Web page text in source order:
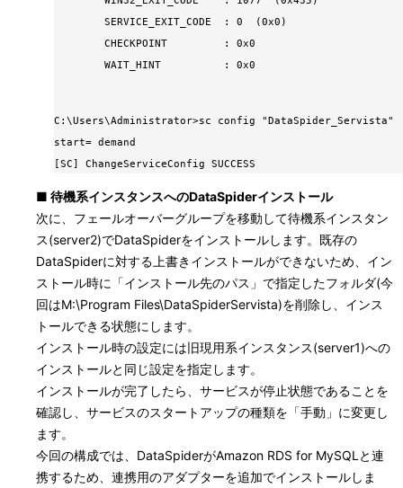
SERVICE_EXIT_CODE : 0 (0x0)
CHECKPOINT : 0x0
WAIT_HINT : 0x0
C:\Users\Administrator>sc config "DataSpider_Servista"
start= demand
[SC] ChangeServiceConfig SUCCESS
■ 待機系インスタンスへのDataSpiderインストール
次に、フェールオーバーグループを移動して待機系インスタン
ス(server2)でDataSpiderをインストールします。既存の
DataSpiderに対する上書きインストールができないため、イン
ストール時に「インストール先のパス」で指定したフォルダ(今
回はM:\Program Files\DataSpiderServista)を削除し、インス
トールできる状態にします。
インストール時の設定には旧現用系インスタンス(server1)への
インストールと同じ設定を指定します。
インストールが完了したら、サービスが停止状態であることを
確認し、サービスのスタートアップの種類を「手動」に変更し
ます。
今回の構成では、DataSpiderがAmazon RDS for MySQLと連
携するため、連携用のアダプターを追加でインストールしま